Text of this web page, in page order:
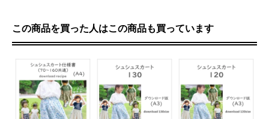
この商品を買った人はこの商品も買っています